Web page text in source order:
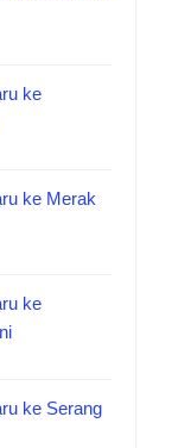
ke
ke Merak
ke
ke Serang